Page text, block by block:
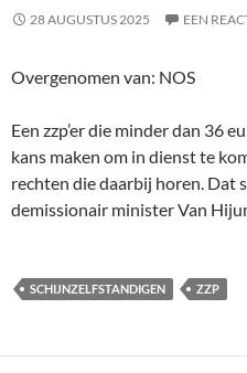
28 AUGUSTUS 2025 EEN
Overgenomen van: NOS
Een zzp’er die minder dan 36
kans maken om in dienst te
rechten die daarbij horen. Dat
demissionair minister Van
SCHIJNZELFSTANDIGEN ZZP